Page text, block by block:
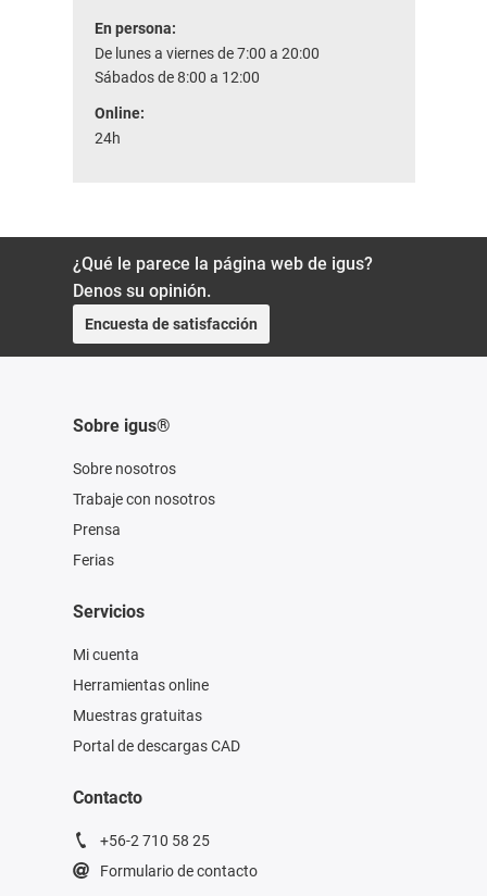
En persona:
De lunes a viernes de 7:00 a 20:00
Sábados de 8:00 a 12:00
Online:
24h
¿Qué le parece la página web de igus?
Denos su opinión.
Encuesta de satisfacción
Sobre igus®
Sobre nosotros
Trabaje con nosotros
Prensa
Ferias
Servicios
Mi cuenta
Herramientas online
Muestras gratuitas
Portal de descargas CAD
Contacto
+56-2 710 58 25
Formulario de contacto